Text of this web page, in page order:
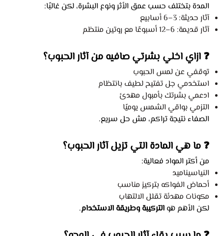
المدة بتختلف حسب عمق الأثر ونوع البشرة، لكن غالبًا:
آثار حديثة: 3–6 أسابيع
آثار قديمة: 6–12 أسبوعًا مع روتين منتظم
❓ ازاي اخلي بشرتي صافيه من آثار الحبوب؟
توقفي عن لمس الحبوب
استخدمي جل تفتيح لطيف بانتظام
ادعمي بشرتك بأمبول مهدئ
التزمي بواقي الشمس يوميًا
الصفاء نتيجة تراكم، مش حل سريع.
❓ ما هي المادة التي تزيل آثار الحبوب؟
من أكتر المواد فعالية:
النياسيناميد
أحماض الفواكه بتركيز مناسب
مكونات مهدئة تقلل الالتهاب
لكن الأهم هو التركيبة وطريقة الاستخدام.